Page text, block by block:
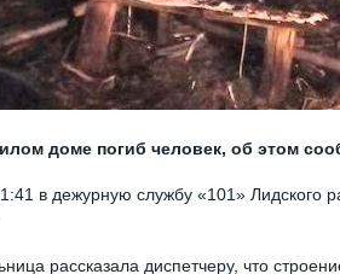
доме погиб человек, об этом
в дежурную службу «101»
рассказала диспетчеру, что